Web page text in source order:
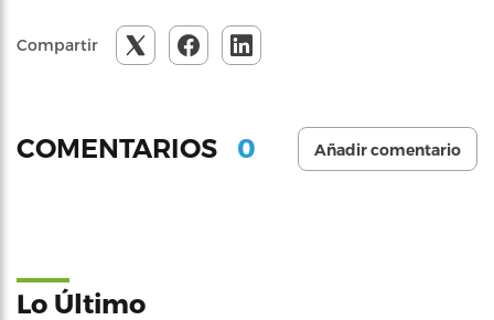
Compartir
COMENTARIOS 0 Añadir comentario
Lo Último